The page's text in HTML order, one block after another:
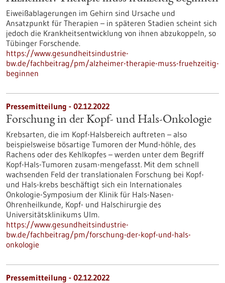
Eiweißablagerungen im Gehirn sind Ursache und
Ansatzpunkt für Therapien – in späteren Stadien scheint sich
jedoch die Krankheitsentwicklung von ihnen abzukoppeln, so
Tübinger Forschende.
https://www.gesundheitsindustrie-
bw.de/fachbeitrag/pm/alzheimer-therapie-muss-fruehzeitig-
beginnen
Pressemitteilung - 02.12.2022
Forschung in der Kopf- und Hals-​Onkologie
Krebsarten, die im Kopf-​Halsbereich auftreten – also
beispielsweise bösartige Tumoren der Mund-​höhle, des
Rachens oder des Kehlkopfes – werden unter dem Begriff
Kopf-​Hals-Tumoren zusam-​mengefasst. Mit dem schnell
wachsenden Feld der translationalen Forschung bei Kopf-
und Hals-​krebs beschäftigt sich ein Internationales
Onkologie-​Symposium der Klinik für Hals-​Nasen-
Ohrenheilkunde, Kopf- und Halschirurgie des
Universitätsklinikums Ulm.
https://www.gesundheitsindustrie-
bw.de/fachbeitrag/pm/forschung-der-kopf-und-hals-
onkologie
Pressemitteilung - 02.12.2022